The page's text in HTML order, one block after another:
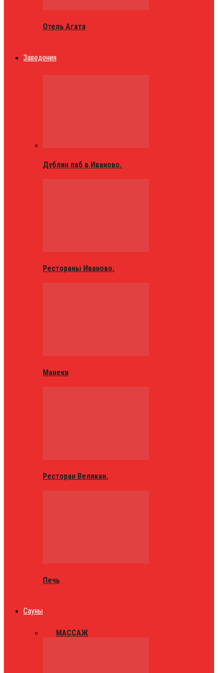
Отель Агата
Заведения
Дублин паб в Иваново.
Рестораны Иваново.
Манеки
Ресторан Великан.
Печь
Сауны
МАССАЖ